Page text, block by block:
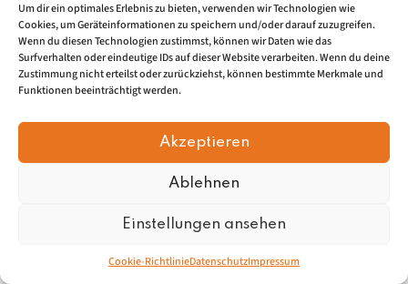
Um dir ein optimales Erlebnis zu bieten, verwenden wir Technologien wie
Cookies, um Geräteinformationen zu speichern und/oder darauf zuzugreifen.
Wenn du diesen Technologien zustimmst, können wir Daten wie das
Surfverhalten oder eindeutige IDs auf dieser Website verarbeiten. Wenn du deine
Zustimmung nicht erteilst oder zurückziehst, können bestimmte Merkmale und
Funktionen beeinträchtigt werden.
Akzeptieren
Ablehnen
Einstellungen ansehen
Cookie-RichtlinieDatenschutzImpressum